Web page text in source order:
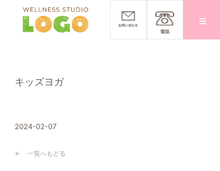
トップ〉全てのお知らせ〉 キッズヨガ
キッズヨガ
2024-02-07
← 一覧へもどる